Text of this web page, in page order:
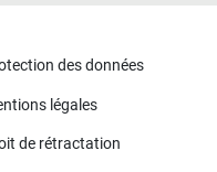
des données
légales
de rétractation